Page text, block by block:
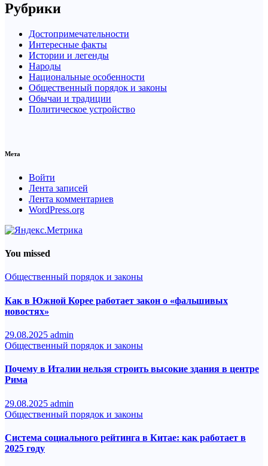
Рубрики
Достопримечательности
Интересные факты
Истории и легенды
Народы
Национальные особенности
Общественный порядок и законы
Обычаи и традиции
Политическое устройство
Мета
Войти
Лента записей
Лента комментариев
WordPress.org
You missed
Общественный порядок и законы
Как в Южной Корее работает закон о «фальшивых
новостях»
29.08.2025 admin
Общественный порядок и законы
Почему в Италии нельзя строить высокие здания в центре
Рима
29.08.2025 admin
Общественный порядок и законы
Система социального рейтинга в Китае: как работает в
2025 году